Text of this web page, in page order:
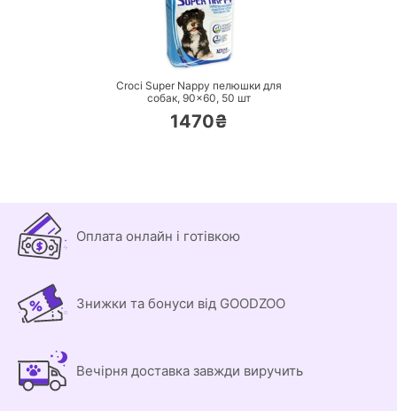
ПЕРЕЙТИ
Croci Super Nappy пелюшки для
собак, 90×60, 50 шт
1470₴
Оплата онлайн і готівкою
Знижки та бонуси від GOODZOO
Вечірня доставка завжди виручить